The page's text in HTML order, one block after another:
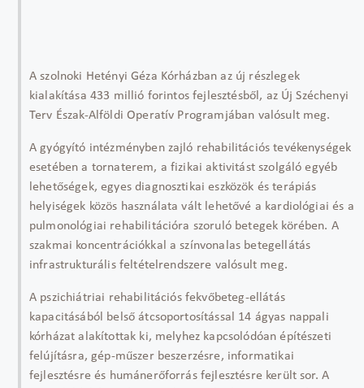
A szolnoki Hetényi Géza Kórházban az új részlegek
kialakítása 433 millió forintos fejlesztésből, az Új Széchenyi
Terv Észak-Alföldi Operatív Programjában valósult meg.
A gyógyító intézményben zajló rehabilitációs tevékenységek
esetében a tornaterem, a fizikai aktivitást szolgáló egyéb
lehetőségek, egyes diagnosztikai eszközök és terápiás
helyiségek közös használata vált lehetővé a kardiológiai és a
pulmonológiai rehabilitációra szoruló betegek körében. A
szakmai koncentrációkkal a színvonalas betegellátás
infrastrukturális feltételrendszere valósult meg.
A pszichiátriai rehabilitációs fekvőbeteg-ellátás
kapacitásából belső átcsoportosítással 14 ágyas nappali
kórházat alakítottak ki, melyhez kapcsolódóan építészeti
felújításra, gép-műszer beszerzésre, informatikai
fejlesztésre és humánerőforrás fejlesztésre került sor. A